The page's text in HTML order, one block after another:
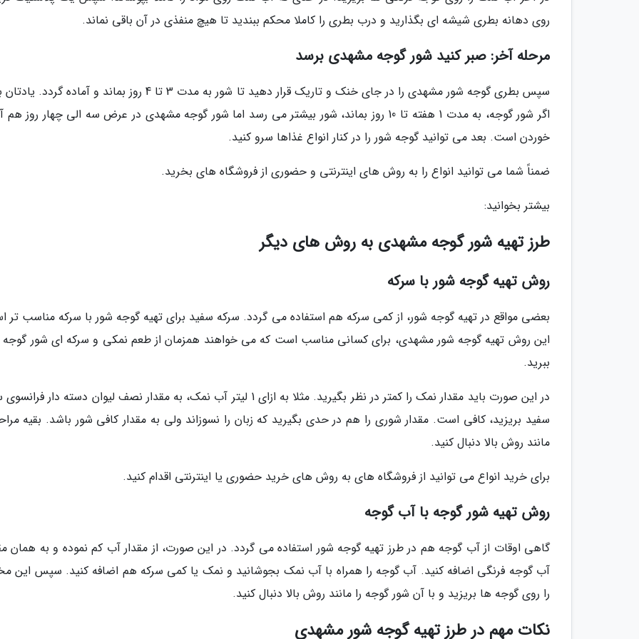
روی دهانه بطری شیشه ای بگذارید و درب بطری را کاملا محکم ببندید تا هیچ منفذی در آن باقی نماند.
مرحله آخر: صبر کنید شور گوجه مشهدی برسد
سپس بطری گوجه شور مشهدی را در جای خنک و تاریک قرار دهید تا شور به مدت 3 تا 4 روز بماند و آماده
اگر شور گوجه، به مدت 1 هفته تا 10 روز بماند، شور بیشتر می رسد اما شور گوجه مشهدی در عرض سه الی چهار روز
خوردن است. بعد می توانید گوجه شور را در کنار انواع غذاها سرو کنید.
ضمناً شما می توانید انواع را به روش های اینترنتی و حضوری از فروشگاه های بخرید.
بیشتر بخوانید:
طرز تهیه شور گوجه مشهدی به روش های دیگر
روش تهیه گوجه شور با سرکه
بعضی مواقع در تهیه گوجه شور، از کمی سرکه هم استفاده می گردد. سرکه سفید برای تهیه گوجه شور با سرکه مناسب تر
این روش تهیه گوجه شور مشهدی، برای کسانی مناسب است که می خواهند همزمان از طعم نمکی و سرکه ای شور
ببرید.
در این صورت باید مقدار نمک را کمتر در نظر بگیرید. مثلا به ازای 1 لیتر آب نمک، به مقدار نصف لیوان دسته دار
سفید بریزید، کافی است. مقدار شوری را هم در حدی بگیرید که زبان را نسوزاند ولی به مقدار کافی شور باشد. بقیه
مانند روش بالا دنبال کنید.
برای خرید انواع می توانید از فروشگاه های به روش های خرید حضوری یا اینترنتی اقدام کنید.
روش تهیه شور گوجه با آب گوجه
گاهی اوقات از آب گوجه هم در طرز تهیه گوجه شور استفاده می گردد. در این صورت، از مقدار آب کم نموده و به همان
آب گوجه فرنگی اضافه کنید. آب گوجه را همراه با آب نمک بجوشانید و نمک یا کمی سرکه هم اضافه کنید. سپس این
را روی گوجه ها بریزید و با آن شور گوجه را مانند روش بالا دنبال کنید.
نکات مهم در طرز تهیه گوجه شور مشهدی